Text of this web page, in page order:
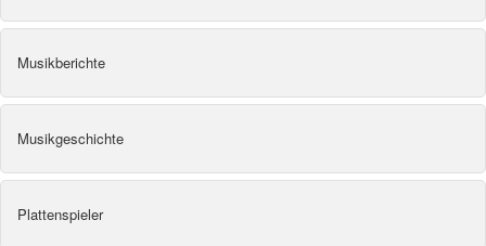
Musikberichte
Musikgeschichte
Plattenspieler